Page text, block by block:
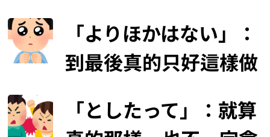
「よりほかはない」：
到最後真的只好這樣做
「としたって」：就算